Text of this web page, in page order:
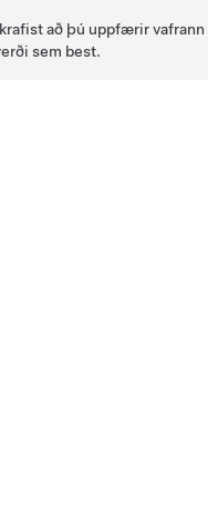
að þú uppfærir
sem best.